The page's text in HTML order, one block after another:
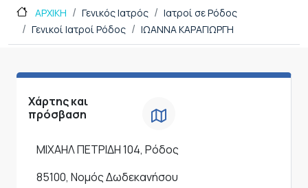
ΑΡΧΙΚΗ Γενικός Ιατρός
Ιατροί σε Ρόδος
Γενικοί Ιατροί Ρόδος
ΙΩΑΝΝΑ ΚΑΡΑΓΙΩΡΓΗ
Χάρτης και
πρόσβαση
ΜΙΧΑΗΛ ΠΕΤΡΙΔΗ 104, Ρόδος
85100, Νομός Δωδεκανήσου